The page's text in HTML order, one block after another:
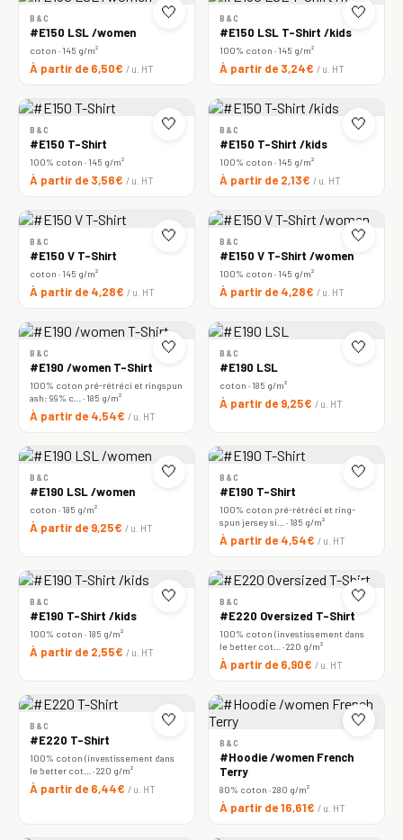
🤍
B&C
#E150 LSL /women
coton · 145 g/m²
À partir de 6,50€ / u. HT
🤍
B&C
#E150 LSL T-Shirt /kids
100% coton · 145 g/m²
À partir de 3,24€ / u. HT
🤍
B&C
#E150 T-Shirt
100% coton · 145 g/m²
À partir de 3,56€ / u. HT
🤍
B&C
#E150 T-Shirt /kids
100% coton · 145 g/m²
À partir de 2,13€ / u. HT
🤍
B&C
#E150 V T-Shirt
coton · 145 g/m²
À partir de 4,28€ / u. HT
🤍
B&C
#E150 V T-Shirt /women
100% coton · 145 g/m²
À partir de 4,28€ / u. HT
🤍
B&C
#E190 /women T-Shirt
100% coton pré-rétréci et ringspun
ash: 99% c… · 185 g/m²
À partir de 4,54€ / u. HT
🤍
B&C
#E190 LSL
coton · 185 g/m²
À partir de 9,25€ / u. HT
🤍
B&C
#E190 LSL /women
coton · 185 g/m²
À partir de 9,25€ / u. HT
🤍
B&C
#E190 T-Shirt
100% coton pré-rétréci et ring-
spun jersey si… · 185 g/m²
À partir de 4,54€ / u. HT
🤍
B&C
#E190 T-Shirt /kids
100% coton · 185 g/m²
À partir de 2,55€ / u. HT
🤍
B&C
#E220 Oversized T-Shirt
100% coton (investissement dans
le better cot… · 220 g/m²
À partir de 6,90€ / u. HT
🤍
B&C
#E220 T-Shirt
100% coton (investissement dans
le better cot… · 220 g/m²
À partir de 6,44€ / u. HT
🤍
B&C
#Hoodie /women French
Terry
80% coton · 280 g/m²
À partir de 16,61€ / u. HT